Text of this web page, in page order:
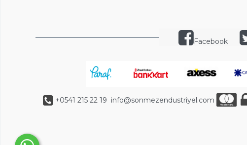
Facebook
+0541 215 22 19 info@sonmezendustriyel.com